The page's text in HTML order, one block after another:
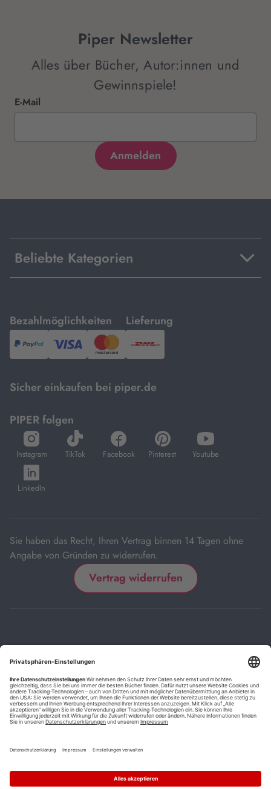
Piper Newsletter
Alles über Bücher, Autor:innen und
Gewinnspiele!
E-Mail
Beliebte Kategorien
Bezahlmöglichkeiten
mit
PayPal,Visa
und
Lieferung
mit
DHL.
Sicher einkaufen bei piper.de
PIPER folgen
Instagram
öffnet
in
neuem
Tab
TikTok
öffnet
in
Facebook
öffnet
in
Pinterest
öffnet
in
Youtube
öffnet
in
LinkedIn
öffnet
in
Sie haben das Recht, Ihren Vertrag binnen 14 Tagen ohne
Angabe von Gründen zu widerrufen.
Vertrag widerrufen
BarrierefreiheitserklärungCookie-Einstellungen
*
Die mit Sternchen (*) gekennzeichneten Links sind Affiliate-Links.
Wenn Sie auf einen solchen Link klicken und auf der Zielseite etwas
kaufen, bekommen wir vom betreffenden Anbieter oder Online-Shop
Kauf oder Preis.
Mehrwertsteuer.
Versand innerhalb Deutschlands versandkostenfrei ab 9,00 €